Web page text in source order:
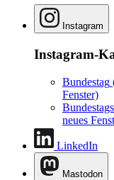
Instagram
Instagram-
Bundestag
Fenster)
neues
LinkedIn
Mastodon